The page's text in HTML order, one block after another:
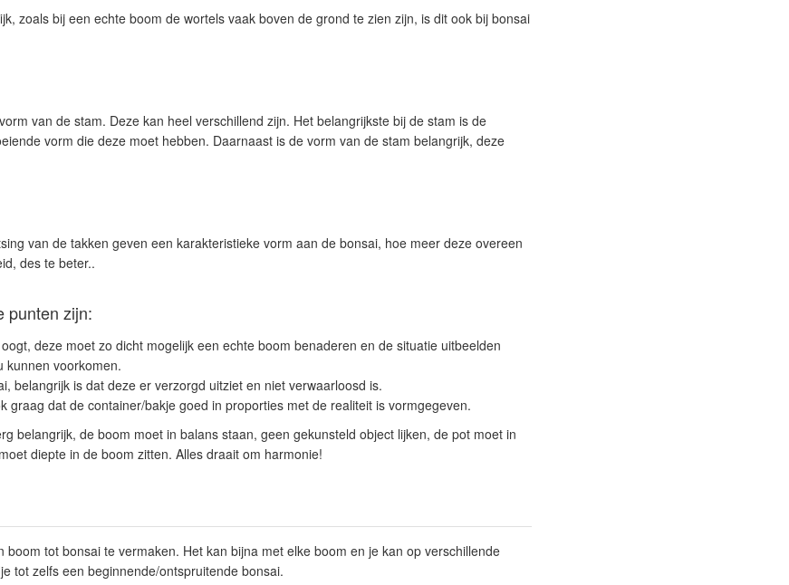
zoals bij een echte boom de wortels vaak boven de grond te zien zijn, is dit ook bij bonsai
van de stam. Deze kan heel verschillend zijn. Het belangrijkste bij de stam is de
vorm die deze moet hebben. Daarnaast is de vorm van de stam belangrijk, deze
van de takken geven een karakteristieke vorm aan de bonsai, hoe meer deze overeen
des te beter..
punten zijn:
deze moet zo dicht mogelijk een echte boom benaderen en de situatie uitbeelden
kunnen voorkomen.
belangrijk is dat deze er verzorgd uitziet en niet verwaarloosd is.
graag dat de container/bakje goed in proporties met de realiteit is vormgegeven.
belangrijk, de boom moet in balans staan, geen gekunsteld object lijken, de pot moet in
diepte in de boom zitten. Alles draait om harmonie!
boom tot bonsai te vermaken. Het kan bijna met elke boom en je kan op verschillende
tot zelfs een beginnende/ontspruitende bonsai.